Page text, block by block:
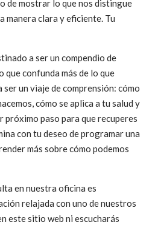
de mostrar lo que nos distingue
manera clara y eficiente. Tu
a ser un compendio de
confunda más de lo que
ser un viaje de comprensión: cómo
cómo se aplica a tu salud y
próximo paso para que recuperes
con tu deseo de programar una
más sobre cómo podemos
en nuestra oficina es
relajada con uno de nuestros
este sitio web ni escucharás